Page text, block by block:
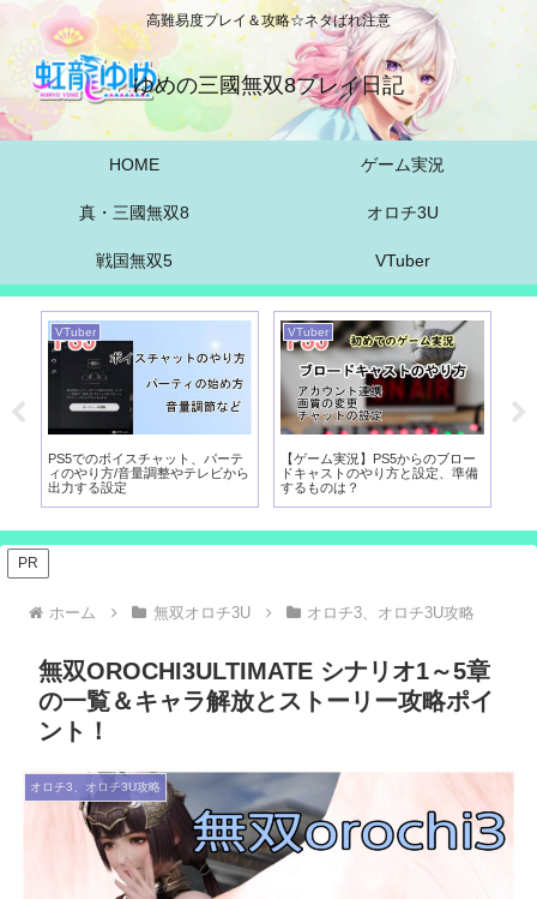
高難易度プレイ＆攻略☆ネタばれ注意
ゆめの三國無双8プレイ日記
HOME ゲーム実況
真・三國無双8 オロチ3U
戦国無双5 VTuber
VTuber
PS5でのボイスチャット、パーテ
ィのやり方/音量調整やテレビから
出力する設定
VTuber
【ゲーム実況】PS5からのブロー
ドキャストのやり方と設定、準備
するものは？
PR
ホーム 無双オロチ3U オロチ3、オロチ3U攻略
無双OROCHI3ULTIMATE シナリオ1～5章
の一覧＆キャラ解放とストーリー攻略ポイ
ント！
オロチ3、オロチ3U攻略